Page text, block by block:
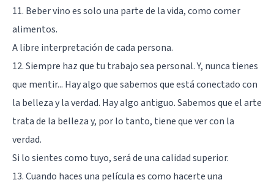
11. Beber vino es solo una parte de la vida, como comer
alimentos.
A libre interpretación de cada persona.
12. Siempre haz que tu trabajo sea personal. Y, nunca tienes
que mentir... Hay algo que sabemos que está conectado con
la belleza y la verdad. Hay algo antiguo. Sabemos que el arte
trata de la belleza y, por lo tanto, tiene que ver con la
verdad.
Si lo sientes como tuyo, será de una calidad superior.
13. Cuando haces una película es como hacerte una